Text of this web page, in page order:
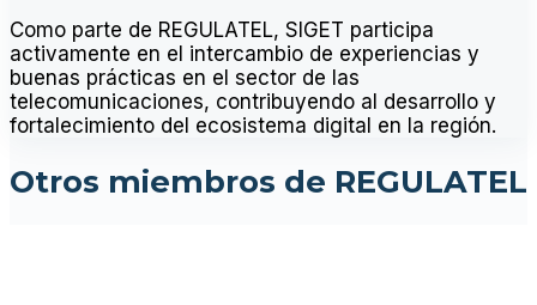
Como parte de REGULATEL, SIGET participa
activamente en el intercambio de experiencias y
buenas prácticas en el sector de las
telecomunicaciones, contribuyendo al desarrollo y
fortalecimiento del ecosistema digital en la región.
Otros miembros de REGULATEL